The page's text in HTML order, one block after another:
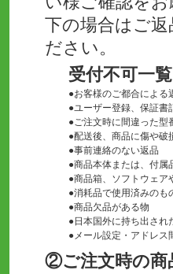
下の場合はご
ださい。
受付不可一覧
●お客様のご都合による
●ユーザー登録、保証書
●ご注文時に間違った型
●配送後、商品に傷や破
●事前連絡のない返品
●商品本体または、付属
●商品箱、ソフトウェア
●消耗品で使用済みのも
●商品欠品がある物
●日本国外に持ち出され
●メール設定・アドレ
②ご注文時の商